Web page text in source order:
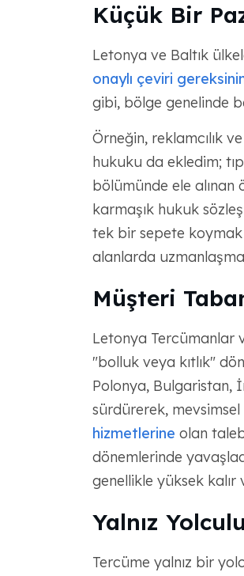
Küçük Bir
Letonya ve Baltık
onaylı çeviri
gibi, bölge genelinde
Örneğin, reklamcılık
hukuku da ekledim;
bölümünde ele alınan
karmaşık hukuk
tek bir sepete koymak
alanlarda
Müşteri
Letonya Tercümanlar
"bolluk veya kıtlık"
Polonya, Bulgaristan,
sürdürerek,
hizmetlerine olan
dönemlerinde
genellikle yüksek kalır
Yalnız
Tercüme yalnız bir